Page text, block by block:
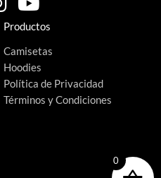
Productos
Camisetas
Hoodies
Política de Privacidad
Términos y Condiciones
0